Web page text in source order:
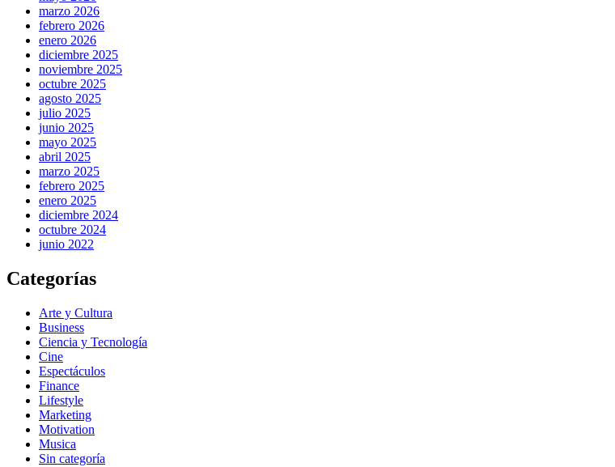
marzo 2026
febrero 2026
enero 2026
diciembre 2025
noviembre 2025
octubre 2025
agosto 2025
julio 2025
junio 2025
mayo 2025
abril 2025
marzo 2025
febrero 2025
enero 2025
diciembre 2024
octubre 2024
junio 2022
Categorías
Arte y Cultura
Business
Ciencia y Tecnología
Cine
Espectáculos
Finance
Lifestyle
Marketing
Motivation
Musica
Sin categoría